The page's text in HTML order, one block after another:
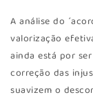
A análise do
valorização
ainda está por
correção das
suavizem o